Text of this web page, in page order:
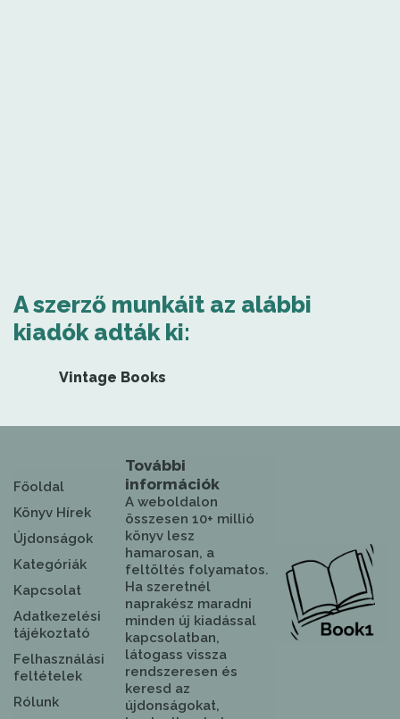
A szerző munkáit az alábbi
kiadók adták ki:
Vintage Books
Főoldal
Könyv Hírek
Újdonságok
Kategóriák
Kapcsolat
Adatkezelési
tájékoztató
Felhasználási
feltételek
Rólunk
További
információk
A weboldalon
összesen 10+ millió
könyv lesz
hamarosan, a
feltöltés folyamatos.
Ha szeretnél
naprakész maradni
minden új kiadással
kapcsolatban,
látogass vissza
rendszeresen és
keresd az
újdonságokat,